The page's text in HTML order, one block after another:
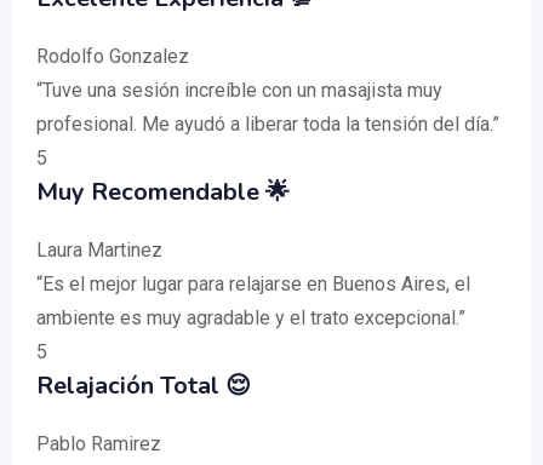
Rodolfo Gonzalez
“Tuve una sesión increíble con un masajista muy
profesional. Me ayudó a liberar toda la tensión del día.”
5
Muy Recomendable 🌟
Laura Martinez
“Es el mejor lugar para relajarse en Buenos Aires, el
ambiente es muy agradable y el trato excepcional.”
5
Relajación Total 😌
Pablo Ramirez